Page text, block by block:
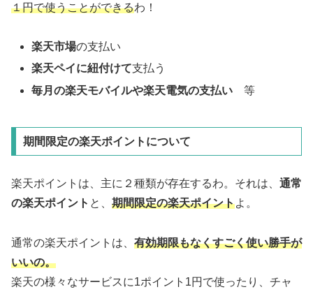
１円で使うことができるわ！
楽天市場の支払い
楽天ペイに紐付けて支払う
毎月の楽天モバイルや楽天電気の支払い 等
期間限定の楽天ポイントについて
楽天ポイントは、主に２種類が存在するわ。それは、 通常
の楽天ポイント と、 期間限定の楽天ポイントよ。
通常の楽天ポイントは、 有効期限もなくすごく使い勝手が
いいの。
楽天の様々なサービスに1ポイント1円で使ったり、チャ